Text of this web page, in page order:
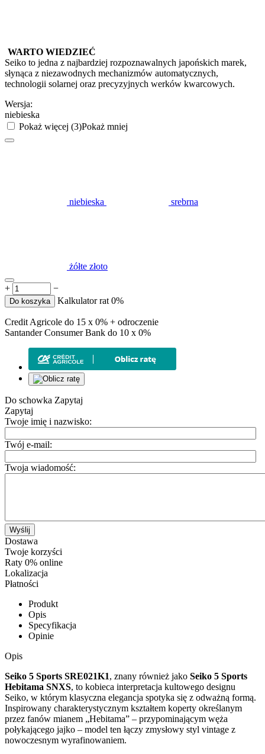
WARTO WIEDZIEĆ
Seiko to jedna z najbardziej rozpoznawalnych japońskich marek,
słynąca z niezawodnych mechanizmów automatycznych,
technologii solarnej oraz precyzyjnych werków kwarcowych.
Wersja:
niebieska
Pokaż więcej (3)Pokaż mniej
niebieska srebrna
żółte złoto
+ −
Do koszyka Kalkulator rat 0%
Credit Agricole do 15 x 0% + odroczenie
Santander Consumer Bank do 10 x 0%
Do schowka Zapytaj
Zapytaj
Twoje imię i nazwisko:
Twój e-mail:
Twoja wiadomość:
Wyślij
Dostawa
Twoje korzyści
Raty 0% online
Lokalizacja
Płatności
Produkt
Opis
Specyfikacja
Opinie
Opis
Seiko 5 Sports SRE021K1, znany również jako Seiko 5 Sports
Hebitama SNXS, to kobieca interpretacja kultowego designu
Seiko, w którym klasyczna elegancja spotyka się z odważną formą.
Inspirowany charakterystycznym kształtem koperty określanym
przez fanów mianem „Hebitama” – przypominającym węża
połykającego jajko – model ten łączy zmysłowy styl vintage z
nowoczesnym wyrafinowaniem.